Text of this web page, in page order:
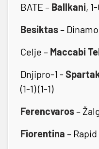
BATE – Ballkani,
Besiktas–
Celje – Maccabi
Dnjipro-1 -
(1-1) (1-1)
Ferencvaros–
Fiorentina –